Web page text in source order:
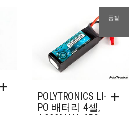
품절
POLYTRONICS LI-
PO 배터리 4셀,